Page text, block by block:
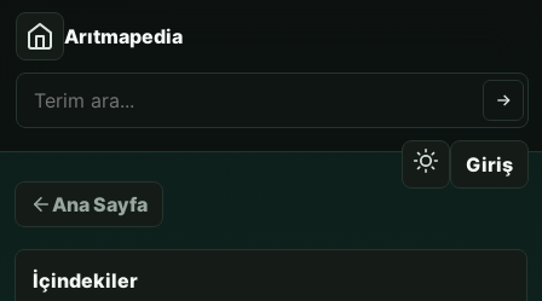
Arıtmapedia
Giriş
Ana Sayfa
İçindekiler